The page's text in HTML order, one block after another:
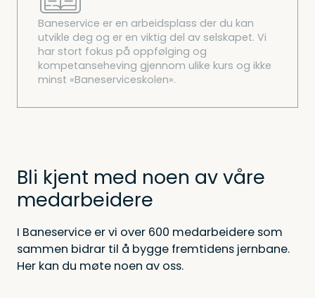
Baneservice er en arbeidsplass der du kan
utvikle deg og er en viktig del av selskapet. Vi
har stort fokus på oppfølging og
kompetanseheving gjennom ulike kurs og ikke
minst «Baneserviceskolen».
Bli kjent med noen av våre
medarbeidere
I Baneservice er vi over 600 medarbeidere som
sammen bidrar til å bygge fremtidens jernbane.
Her kan du møte noen av oss.